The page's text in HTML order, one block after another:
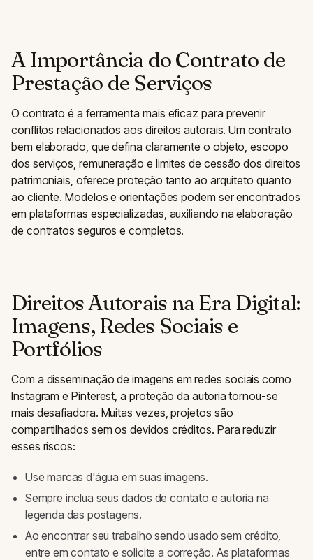
A Importância do Contrato de
Prestação de Serviços
O contrato é a ferramenta mais eficaz para prevenir
conflitos relacionados aos direitos autorais. Um contrato
bem elaborado, que defina claramente o objeto, escopo
dos serviços, remuneração e limites de cessão dos direitos
patrimoniais, oferece proteção tanto ao arquiteto quanto
ao cliente. Modelos e orientações podem ser encontrados
em plataformas especializadas, auxiliando na elaboração
de contratos seguros e completos.
Direitos Autorais na Era Digital:
Imagens, Redes Sociais e
Portfólios
Com a disseminação de imagens em redes sociais como
Instagram e Pinterest, a proteção da autoria tornou-se
mais desafiadora. Muitas vezes, projetos são
compartilhados sem os devidos créditos. Para reduzir
esses riscos:
Use marcas d'água em suas imagens.
Sempre inclua seus dados de contato e autoria na
legenda das postagens.
Ao encontrar seu trabalho sendo usado sem crédito,
entre em contato e solicite a correção. As plataformas